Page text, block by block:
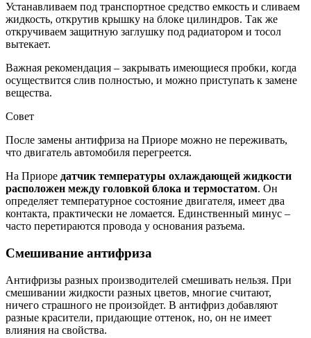
Устанавливаем под транспортное средство емкость и сливаем
жидкость, открутив крышку на блоке цилиндров. Так же
откручиваем защитную заглушку под радиатором и тосол
вытекает.
Важная рекомендация – закрывать имеющиеся пробки, когда
осуществится слив полностью, и можно приступать к замене
вещества.
Совет
После замены антифриза на Приоре можно не переживать,
что двигатель автомобиля перегреется.
На Приоре датчик температуры охлаждающей жидкости
расположен между головкой блока и термостатом. Он
определяет температурное состояние двигателя, имеет два
контакта, практически не ломается. Единственный минус –
часто перетираются провода у основания разъема.
Смешивание антифриза
Антифризы разных производителей смешивать нельзя. При
смешивании жидкости разных цветов, многие считают,
ничего страшного не произойдет. В антифриз добавляют
разные красители, придающие оттенок, но, он не имеет
влияния на свойства.